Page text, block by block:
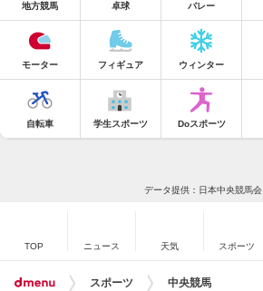
地方競馬 卓球 バレー
モーター フィギュア ウィンター
自転車 学生スポーツ Doスポーツ
データ提供：日本中央競馬会
TOP ニュース 天気 スポーツ
スポーツ 中央競馬